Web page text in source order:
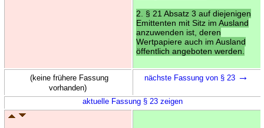
2. § 21 Absatz 3 auf diejenigen
Emittenten mit Sitz im Ausland
anzuwenden ist, deren
Wertpapiere auch im Ausland
öffentlich angeboten werden.
(keine frühere Fassung
vorhanden)
nächste Fassung von § 23 →
aktuelle Fassung § 23 zeigen